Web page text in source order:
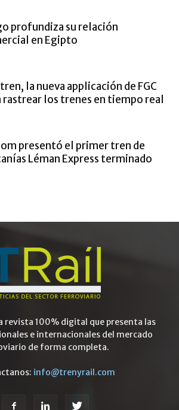
profundiza su relación
en Egipto
la nueva applicación de FGC
rastrear los trenes en tiempo real
presentó el primer tren de
Léman Express terminado
revista 100% digital que presenta las
e internacionales del mercado
de forma completa.
info@trenyrail.com